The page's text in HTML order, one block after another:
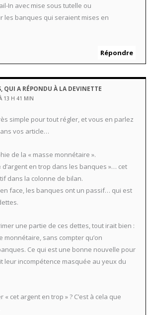
In avec mise sous tutelle ou
les banques qui seraient mises en
Répondre
QUI A RÉPONDU À LA DEVINETTE
13 H 41 MIN
simple pour tout régler, et vous en parlez
vos article…
de la « masse monnétaire ».
en trop dans les banques »… cet
dans la colonne de bilan.
face, les banques ont un passif… qui est
une partie de ces dettes, tout irait bien :
monnétaire, sans compter qu’on
Ce qui est une bonne nouvelle pour
leur incompétence masquée au yeux du
« cet argent en trop » ? C’est à cela que